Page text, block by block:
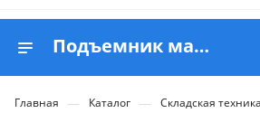
Подъемник мачтовый несамоходный GTWY 8-200S (AC&DC; 200 кг; 8 м) СМАРТЛИФТ (SMARTLIFT) - купить в Belapex
Главная — Каталог — Складская техника